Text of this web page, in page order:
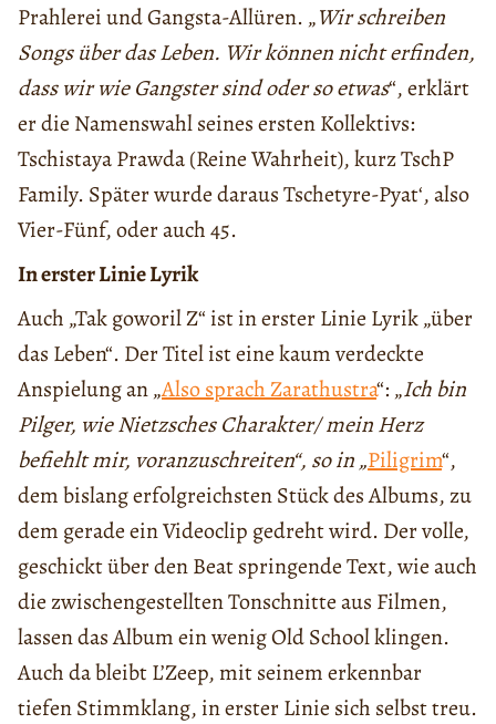
Prahlerei und Gangsta-Allüren. „Wir schreiben
Songs über das Leben. Wir können nicht erfinden,
dass wir wie Gangster sind oder so etwas“, erklärt
er die Namenswahl seines ersten Kollektivs:
Tschistaya Prawda (Reine Wahrheit), kurz TschP
Family. Später wurde daraus Tschetyre-Pyat‘, also
Vier-Fünf, oder auch 45.
In erster Linie Lyrik
Auch „Tak goworil Z“ ist in erster Linie Lyrik „über
das Leben“. Der Titel ist eine kaum verdeckte
Anspielung an „Also sprach Zarathustra“: „Ich bin
Pilger, wie Nietzsches Charakter/ mein Herz
befiehlt mir, voranzuschreiten“, so in „Piligrim“,
dem bislang erfolgreichsten Stück des Albums, zu
dem gerade ein Videoclip gedreht wird. Der volle,
geschickt über den Beat springende Text, wie auch
die zwischengestellten Tonschnitte aus Filmen,
lassen das Album ein wenig Old School klingen.
Auch da bleibt L’Zeep, mit seinem erkennbar
tiefen Stimmklang, in erster Linie sich selbst treu.